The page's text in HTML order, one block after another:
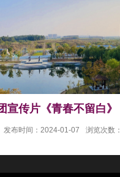
宣传片《青春不留白》
发布时间：2024-01-07 浏览次数：